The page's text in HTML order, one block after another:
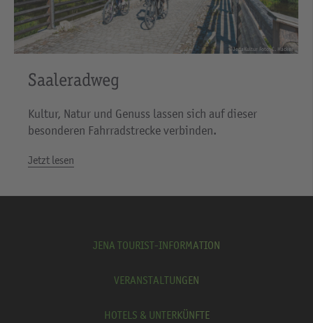
©JenaKultur Foto: C. Häcker
Saaleradweg
Kultur, Natur und Genuss lassen sich auf dieser
besonderen Fahrradstrecke verbinden.
Jetzt lesen
JENA TOURIST-INFORMATION
VERANSTALTUNGEN
HOTELS & UNTERKÜNFTE